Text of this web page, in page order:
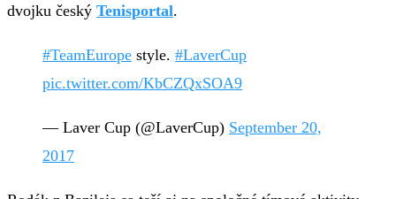
dvojku český Tenisportal.
#TeamEurope style. #LaverCup
pic.twitter.com/KbCZQxSOA9
— Laver Cup (@LaverCup) September 20,
2017